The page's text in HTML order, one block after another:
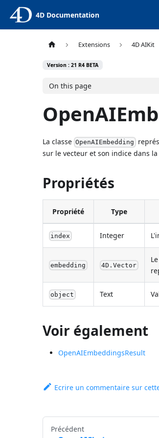
4D Documentation
Extensions 4D AIKit
Version : 21 R4 BETA
On this page
La classe OpenAIEmbedding
sur le vecteur et son indice dans
Propriétés
Propriété Type
index Integer
embedding 4D.Vector
object Text
Voir également
OpenAIEmbeddingsResult
Ecrire un commentaire sur
Précédent